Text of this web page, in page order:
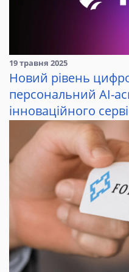
19 травня 2025
Новий рівень
персональний AI-
інноваційного